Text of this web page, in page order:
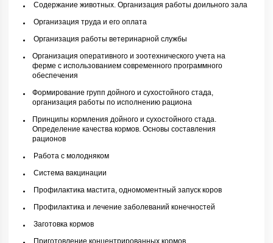
Содержание животных. Организация работы доильного зала
Организация труда и его оплата
Организация работы ветеринарной службы
Организация оперативного и зоотехнического учета на
ферме с использованием современного программного
обеспечения
Формирование групп дойного и сухостойного стада,
организация работы по исполнению рациона
Принципы кормления дойного и сухостойного стада.
Определение качества кормов. Основы составления
рационов
Работа с молодняком
Система вакцинации
Профилактика мастита, одномоментный запуск коров
Профилактика и лечение заболеваний конечностей
Заготовка кормов
Приготовление концентрированных кормов